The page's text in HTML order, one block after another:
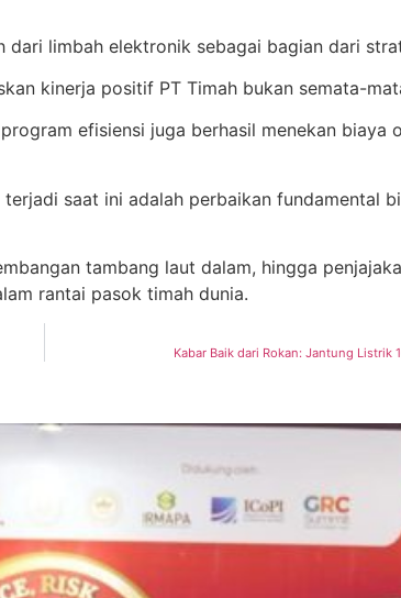
limbah elektronik sebagai bagian dari
kinerja positif PT Timah bukan semata-
efisiensi juga berhasil menekan biaya
saat ini adalah perbaikan fundamental
tambang laut dalam, hingga
rantai pasok timah dunia.
Kabar Baik dari Rokan: Jantung